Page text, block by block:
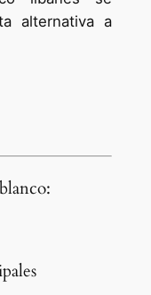
alternativa a